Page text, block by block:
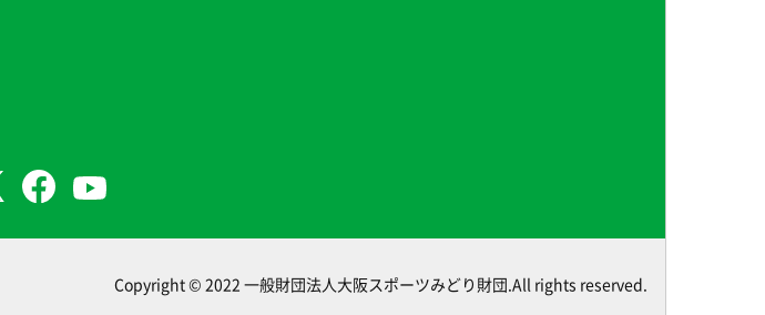
Copyright © 2022 一般財団法人大阪スポーツみどり財団.All rights reserved.